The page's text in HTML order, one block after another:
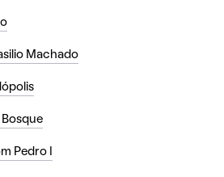
Machado
Bosque
Pedro I